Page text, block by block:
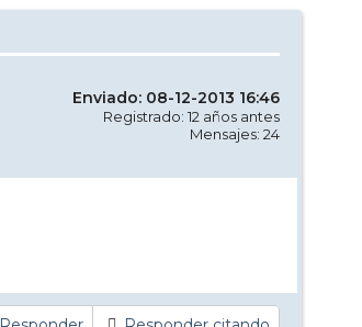
Enviado: 08-12-2013 16:46
Registrado: 12 años antes
Mensajes: 24